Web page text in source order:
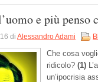
e più
di Alessandro Adami
Che cosa
ridicolo? (1)
un’ipocrisia